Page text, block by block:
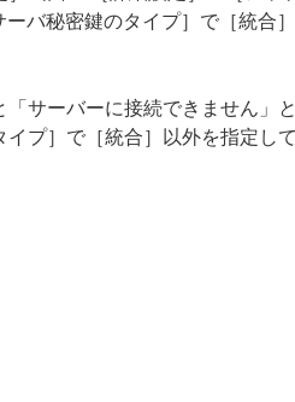
バ秘密鍵のタイプ］で［統合
サーバーに接続できません」
プ］で［統合］以外を指定して